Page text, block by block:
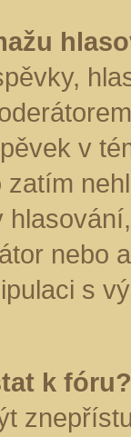
v
nebo
s
k fóru?